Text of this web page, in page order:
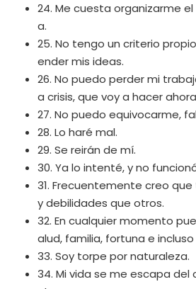
24. Me cuesta organizarme
a.
25. No tengo un criterio
ender mis ideas.
26. No puedo perder mi
a crisis, que voy a hacer
27. No puedo equivocarme,
28. Lo haré mal.
29. Se reirán de mí.
30. Ya lo intenté, y no
31. Frecuentemente creo
y debilidades que otros.
32. En cualquier momento
alud, familia, fortuna e incluso
33. Soy torpe por naturaleza.
34. Mi vida se me escapa